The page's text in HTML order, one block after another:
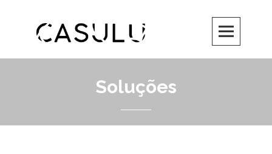
Soluções